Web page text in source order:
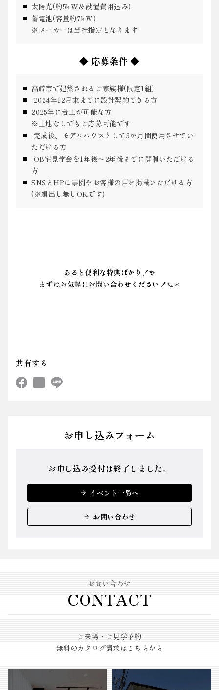
太陽光(約5kW＆設置費用込み)
蓄電池(容量約7kW)
※メーカーは当社指定となります
◆ 応募条件 ◆
高崎市で建築されるご家族様(限定1組)
2024年12月末までに設計契約できる方
2025年に着工が可能な方
※土地なしでもご応募可能です
完成後、モデルハウスとして3か月間使用させてい
ただける方
OB宅見学会を1年後～2年後までに開催いただける
方
SNSとHPに事例やお客様の声を掲載いただける方
(※顔出し無しOKです)
あると便利な特典ばかり！✨
まずはお気軽にお問い合わせください！📞✉
共有する
お申し込みフォーム
お申し込み受付は終了しました。
イベント一覧へ
お問い合わせ
お問い合わせ
CONTACT
ご来場・ご見学予約
無料のカタログ請求はこちらから